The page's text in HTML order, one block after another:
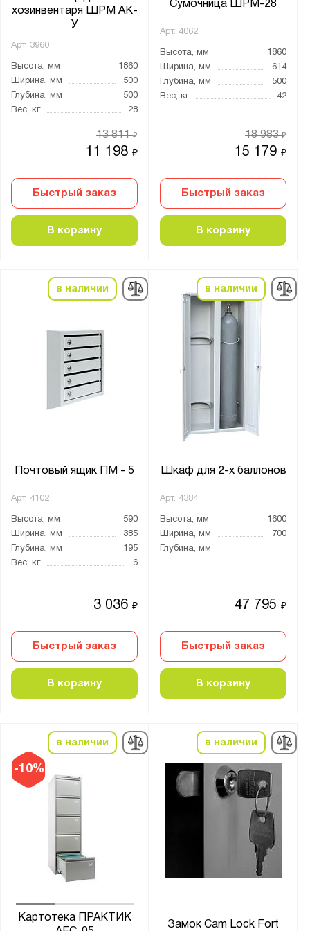
хозинвентаря ШРМ АК-
У
Арт. 3960
Высота, мм
1860
Ширина, мм
500
Глубина, мм
500
Вес, кг
28
11 198₽
13 811₽
Быстрый заказ
В корзину
Сумочница ШРМ-28
Арт. 4062
Высота, мм
1860
Ширина, мм
614
Глубина, мм
500
Вес, кг
42
15 179₽
18 983₽
Быстрый заказ
В корзину
в наличии
Почтовый ящик ПМ - 5
Арт. 4102
Высота, мм
590
Ширина, мм
385
Глубина, мм
195
Вес, кг
6
3 036₽
Быстрый заказ
В корзину
в наличии
Шкаф для 2-х баллонов
Арт. 4384
Высота, мм
1600
Ширина, мм
700
Глубина, мм
47 795₽
Быстрый заказ
В корзину
-10%
в наличии
Картотека ПРАКТИК
в наличии
Замок Cam Lock Fort
Кодовый электронный
Ригельный ключевой еврозамок
ригельный ключевой замок
Тип сборки:
В собранном виде
0.06
0.2
0.4
0.22
0.24
0.65
0.68
0.84
0.97
1.4
2
3
Защита от перегрева:
Страна производства:
Gresson
Верстакофф